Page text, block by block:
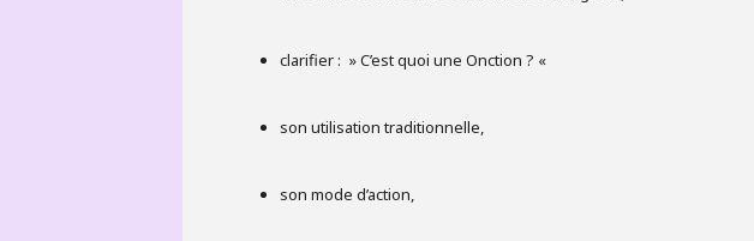
clarifier : » C’est quoi une Onction ? «
son utilisation traditionnelle,
son mode d’action,